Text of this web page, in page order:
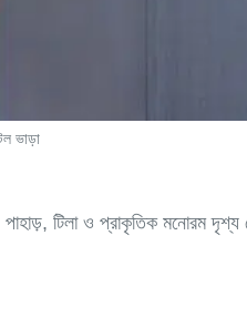
ভাড়া
পাহাড়, টিলা ও প্রাকৃতিক